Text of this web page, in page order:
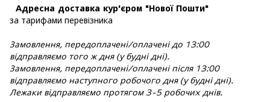
Адресна доставка кур'єром "Нової Пошти"
за тарифами перевізника
Замовлення, передоплачені/оплачені до 13:00
відправляємо того ж дня (у будні дні).
Замовлення, передоплачені/оплачені після 13:00
відправляємо наступного робочого дня (у будні дні).
Лежаки відправляємо протягом 3-5 робочих днів.